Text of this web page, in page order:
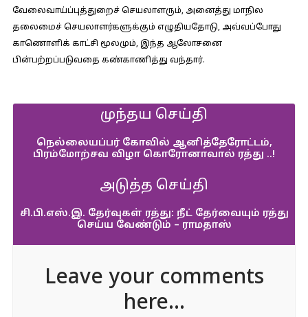
வேலைவாய்ப்புத்துறைச் செயலாளரும், அனைத்து மாநில
தலைமைச் செயலாளர்களுக்கும் எழுதியதோடு, அவ்வப்போது
காணொளிக் காட்சி மூலமும், இந்த ஆலோசனை
பின்பற்றப்படுவதை கண்காணித்து வந்தார்.
முந்தய செய்தி
நெல்லையப்பர் கோவில் ஆனித்தேரோட்டம்,
பிரம்மோற்சவ விழா கொரோனாவால் ரத்து ..!
அடுத்த செய்தி
சி.பி.எஸ்.இ. தேர்வுகள் ரத்து: நீட் தேர்வையும் ரத்து
செய்ய வேண்டும் – ராமதாஸ்
Leave your comments
here...